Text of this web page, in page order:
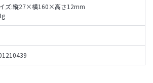
ズ:縦27×横160×高さ12mm